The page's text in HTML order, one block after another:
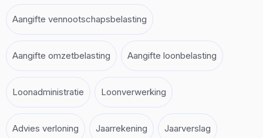
Aangifte vennootschapsbelasting
Aangifte omzetbelasting Aangifte loonbelasting
Loonadministratie Loonverwerking
Advies verloning Jaarrekening Jaarverslag